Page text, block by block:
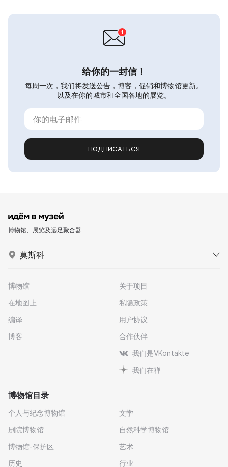
给你的一封信！
每周一次，我们将发送公告，博客，促销和博物馆更新。
以及在你的城市和全国各地的展览。
ПОДПИСАТЬСЯ
博物馆、展览及远足聚合器
莫斯科
博物馆
在地图上
编译
博客
关于项目
私隐政策
用户协议
合作伙伴
我们是VKontakte
我们在禅
博物馆目录
个人与纪念博物馆
剧院博物馆
博物馆-保护区
历史
文学
自然科学博物馆
艺术
行业